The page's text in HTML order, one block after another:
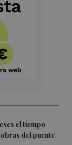
el tiempo
del puente